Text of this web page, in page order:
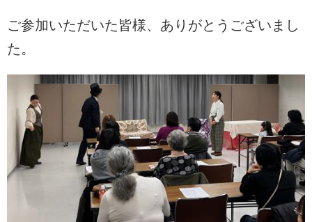
ご参加いただいた皆様、ありがとうございまし
た。